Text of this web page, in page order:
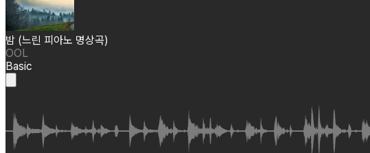
밤 (느린 피아노 명상곡)
OOL
Basic